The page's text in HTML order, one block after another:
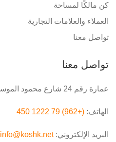
كن مالكًا لمساحة
العملاء والعلامات التجارية
تواصل معنا
تواصل معنا
عمارة رقم 24 شارع محمود الموسى عبيدات, عمان, الأردن
الهاتف: (+962) 79 1222 450
البريد الإلكتروني:info@koshk.net